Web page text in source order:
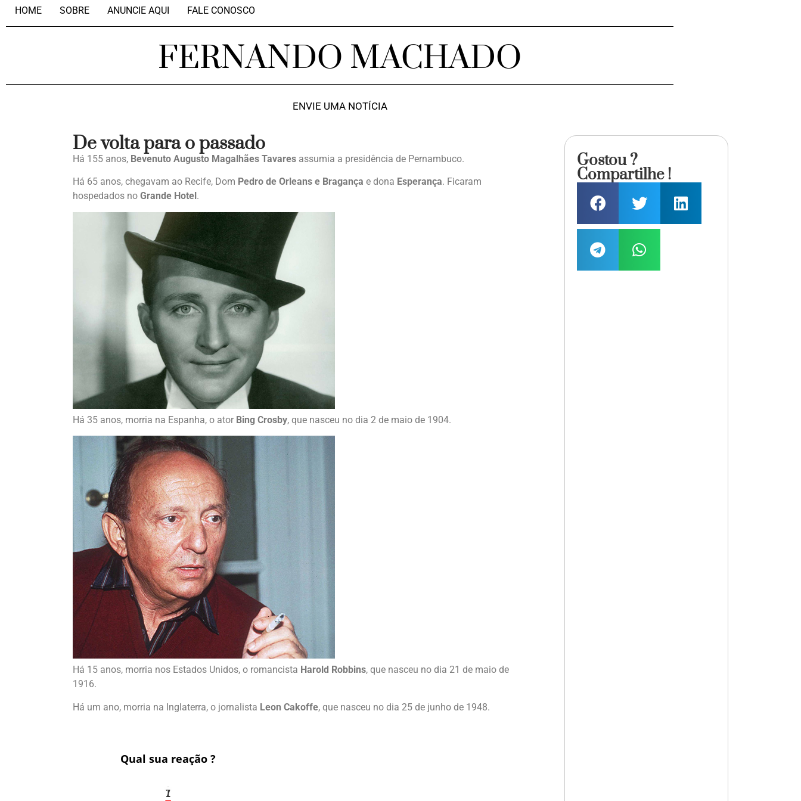
HOME SOBRE ANUNCIE AQUI FALE CONOSCO
FERNANDO MACHADO
ENVIE UMA NOTÍCIA
De volta para o passado
Há 155 anos, Bevenuto Augusto Magalhães Tavares assumia a presidência de Pernambuco.
Há 65 anos, chegavam ao Recife, Dom Pedro de Orleans e Bragança e dona Esperança. Ficaram
hospedados no Grande Hotel .
Há 35 anos, morria na Espanha, o ator Bing Crosby, que nasceu no dia 2 de maio de 1904.
Há 15 anos, morria nos Estados Unidos, o romancista Harold Robbins, que nasceu no dia 21 de maio de
1916.
Há um ano, morria na Inglaterra, o jornalista Leon Cakoffe, que nasceu no dia 25 de junho de 1948.
Qual sua reação ?
1
7
Gostou ?
Compartilhe !